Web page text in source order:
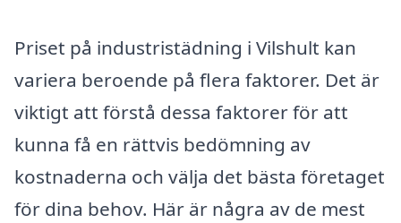
Priset på industristädning i Vilshult kan
variera beroende på flera faktorer. Det är
viktigt att förstå dessa faktorer för att
kunna få en rättvis bedömning av
kostnaderna och välja det bästa företaget
för dina behov. Här är några av de mest